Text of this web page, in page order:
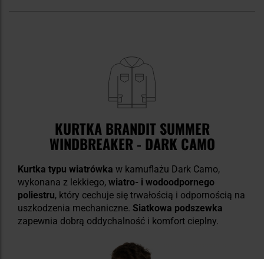
KURTKA BRANDIT SUMMER
WINDBREAKER - DARK CAMO
Kurtka typu wiatrówka w kamuflażu Dark Camo,
wykonana z lekkiego, wiatro- i wodoodpornego
poliestru, który cechuje się trwałością i odpornością na
uszkodzenia mechaniczne. Siatkowa podszewka
zapewnia dobrą oddychalność i komfort cieplny.